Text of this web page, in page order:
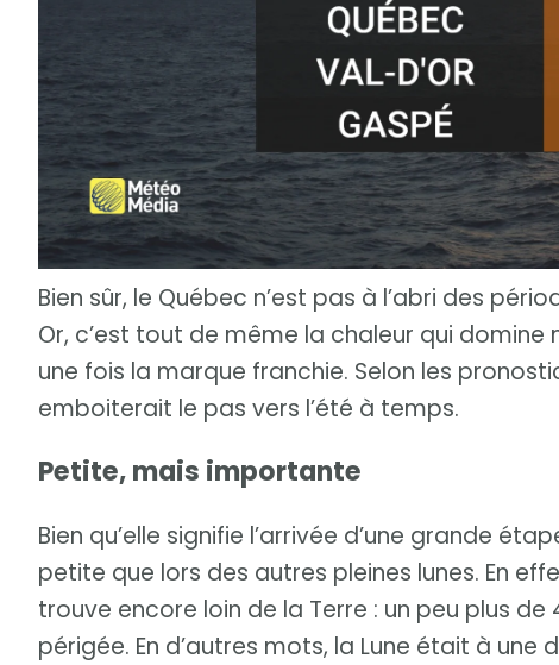
Bien sûr, le Québec n’est pas à l’abri des
Or, c’est tout de même la chaleur qui domine
une fois la marque franchie. Selon les
emboiterait le pas vers l’été à temps.
Petite, mais importante
Bien qu’elle signifie l’arrivée d’une grande
petite que lors des autres pleines lunes. En
trouve encore loin de la Terre : un peu plus
périgée. En d’autres mots, la Lune était à